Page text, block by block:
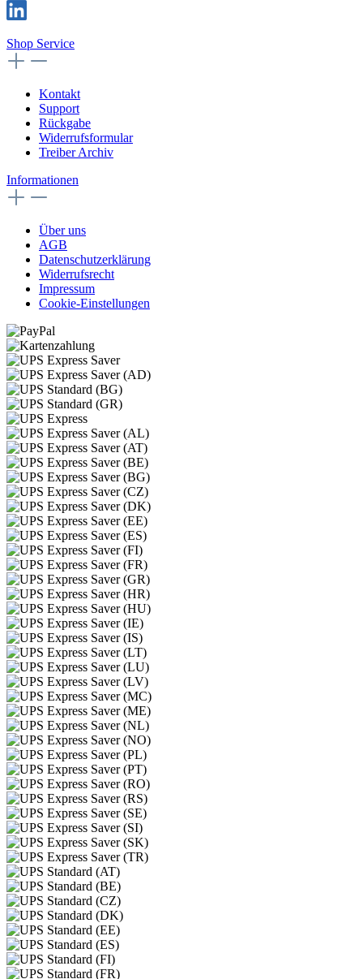
Shop Service
Kontakt
Support
Rückgabe
Widerrufsformular
Treiber Archiv
Informationen
Über uns
AGB
Datenschutzerklärung
Widerrufsrecht
Impressum
Cookie-Einstellungen